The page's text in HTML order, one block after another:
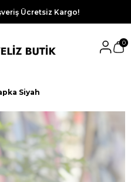
Ücretsiz Kargo!
0
Siyah